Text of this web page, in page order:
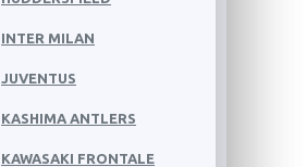
INTER MILAN
JUVENTUS
KASHIMA ANTLERS
KAWASAKI FRONTALE